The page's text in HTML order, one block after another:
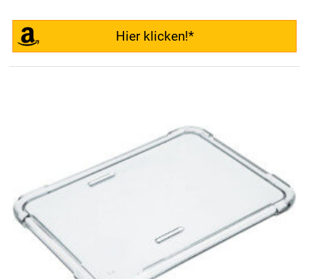
Hier klicken!*